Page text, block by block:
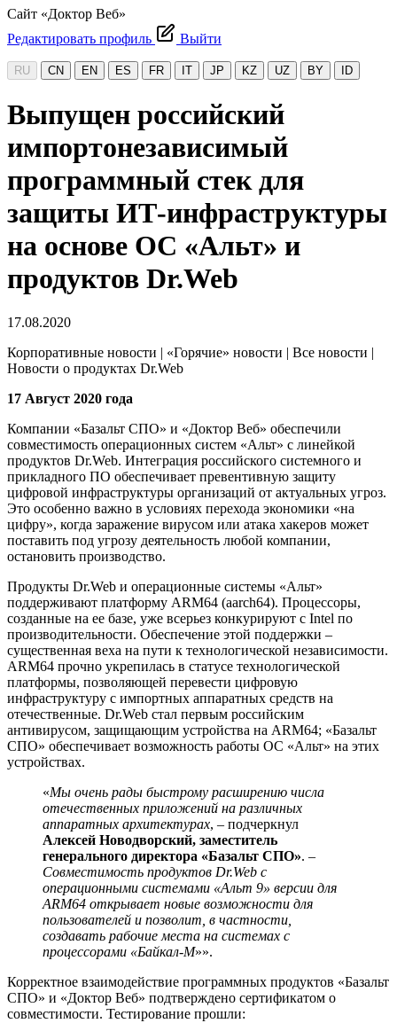
Сайт «Доктор Веб»
Редактировать профиль
Выйти
RU CN EN ES FR IT JP KZ UZ BY ID
Выпущен российский
импортонезависимый
программный стек для
защиты ИТ-инфраструктуры
на основе ОС «Альт» и
продуктов Dr.Web
17.08.2020
Корпоративные новости | «Горячие» новости | Все новости |
Новости о продуктах Dr.Web
17 Август 2020 года
Компании «Базальт СПО» и «Доктор Веб» обеспечили
совместимость операционных систем «Альт» с линейкой
продуктов Dr.Web. Интеграция российского системного и
прикладного ПО обеспечивает превентивную защиту
цифровой инфраструктуры организаций от актуальных угроз.
Это особенно важно в условиях перехода экономики «на
цифру», когда заражение вирусом или атака хакеров может
поставить под угрозу деятельность любой компании,
остановить производство.
Продукты Dr.Web и операционные системы «Альт»
поддерживают платформу ARM64 (aarch64). Процессоры,
созданные на ее базе, уже всерьез конкурируют с Intel по
производительности. Обеспечение этой поддержки –
существенная веха на пути к технологической независимости.
ARM64 прочно укрепилась в статусе технологической
платформы, позволяющей перевести цифровую
инфраструктуру с импортных аппаратных средств на
отечественные. Dr.Web стал первым российским
антивирусом, защищающим устройства на ARM64; «Базальт
СПО» обеспечивает возможность работы ОС «Альт» на этих
устройствах.
«Мы очень рады быстрому расширению числа
отечественных приложений на различных
аппаратных архитектурах, – подчеркнул
Алексей Новодворский, заместитель
генерального директора «Базальт СПО». –
Совместимость продуктов Dr.Web с
операционными системами «Альт 9» версии для
ARM64 открывает новые возможности для
пользователей и позволит, в частности,
создавать рабочие места на системах с
процессорами «Байкал-М»».
Корректное взаимодействие программных продуктов «Базальт
СПО» и «Доктор Веб» подтверждено сертификатом о
совместимости. Тестирование прошли: